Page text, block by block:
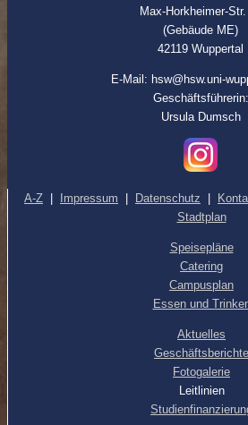
Max-Horkheimer-
(Gebäude ME)
42119 Wuppertal
E-Mail: hsw@hsw.uni-
Geschäftsführerin:
Ursula Dumsch
A-Z Impressum Datenschutz
Stadtplan
Speisepläne
Catering
Campusplan
Essen und
Aktuelles
Geschäftsberichte
Fotogalerie
Leitlinien